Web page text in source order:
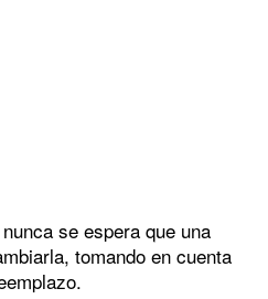
se espera que una
tomando en cuenta